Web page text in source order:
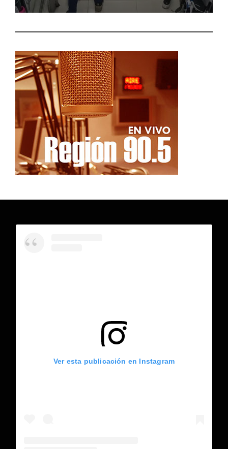
Ver esta publicación en Instagram